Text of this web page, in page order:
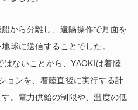
から分離し、遠隔操作で月面を
球に送信することでした。
ないことから、YAOKIは着陸
ョンを、着陸直後に実行する計
。電力供給の制限や、温度の低